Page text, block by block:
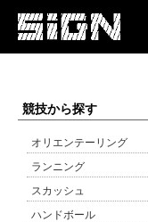
競技から探す
オリエンテーリング
ランニング
スカッシュ
ハンドボール